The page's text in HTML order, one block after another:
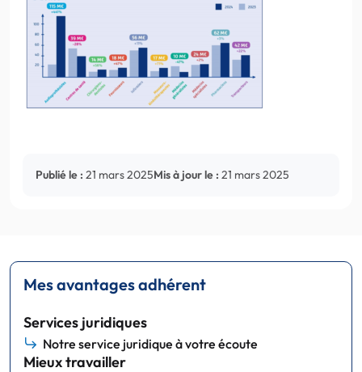
Publié le : 21 mars 2025Mis à jour le : 21 mars 2025
Mes avantages adhérent
Services juridiques
Notre service juridique à votre écoute
Mieux travailler